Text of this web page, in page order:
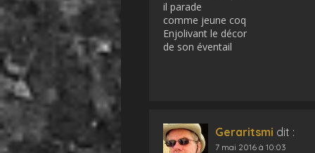
il parade
comme jeune coq
Enjolivant le décor
de son éventail
Geraritsmi dit :
7 mai 2016 à 10:03